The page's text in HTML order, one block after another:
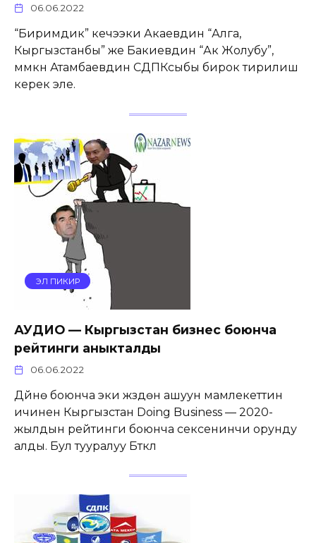
06.06.2022
“Биримдик” кечээки Акаевдин “Алга,
Кыргызстанбы” же Бакиевдин “Ак Жолубу”,
мүмкүн Атамбаевдин СДПКсыбы бирок тирилиш
керек эле.
ЭЛ ПИКИР
АУДИО — Кыргызстан бизнес боюнча
рейтинги аныкталды
06.06.2022
Дүйнө боюнча эки жүздөн ашуун мамлекеттин
ичинен Кыргызстан Doing Business — 2020-
жылдын рейтинги боюнча сексенинчи орунду
алды. Бул тууралуу Бүткүл